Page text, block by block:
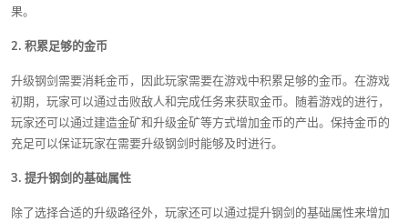
果。
2. 积累足够的金币
升级钢剑需要消耗金币，因此玩家需要在游戏中积累足够的金币。在游戏
初期，玩家可以通过击败敌人和完成任务来获取金币。随着游戏的进行，
玩家还可以通过建造金矿和升级金矿等方式增加金币的产出。保持金币的
充足可以保证玩家在需要升级钢剑时能够及时进行。
3. 提升钢剑的基础属性
除了选择合适的升级路径外，玩家还可以通过提升钢剑的基础属性来增加